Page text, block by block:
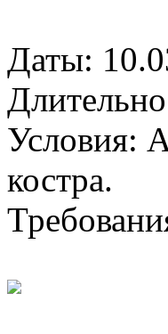
Даты:
Условия:
костра.